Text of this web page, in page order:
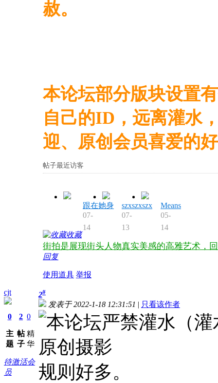
赦。
本论坛部分版块设置
自己的ID，远离灌水
迎、原创会员喜爱的
帖子最近访客
跟在她身
后
07-
14
szxszxszx
07-
13
Means
05-
14
收藏
街拍是展现街头人物真实美感的高雅艺术，
回复
使用道具 举报
cjt
0
主
题
2
帖
子
0
精
华
待激活会
员
2#
发表于 2022-1-18 12:31:51 | 只看该作者
规则好多。